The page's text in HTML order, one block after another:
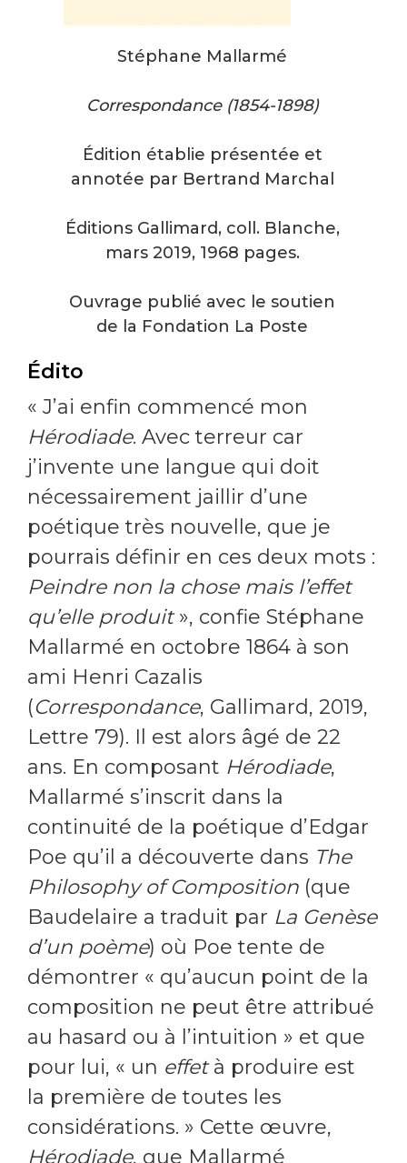
Édito
« J’ai enfin commencé mon
Hérodiade. Avec terreur car
j’invente une langue qui doit
nécessairement jaillir d’une
poétique très nouvelle, que je
pourrais définir en ces deux mots :
Peindre non la chose mais l’effet
qu’elle produit», confie Stéphane
Mallarmé en octobre 1864 à son
ami Henri Cazalis
(Correspondance, Gallimard, 2019,
Lettre 79). Il est alors âgé de 22
ans. En composant Hérodiade,
Mallarmé s’inscrit dans la
continuité de la poétique d’Edgar
Poe qu’il a découverte dans The
Philosophy of Composition (que
Baudelaire a traduit par La Genèse
d’un poème) où Poe tente de
démontrer « qu’aucun point de la
composition ne peut être attribué
au hasard ou à l’intuition » et que
pour lui, « un effetà produire est
la première de toutes les
considérations. » Cette œuvre,
Hérodiade, que Mallarmé
Stéphane Mallarmé
Correspondance (1854-1898)
Édition établie présentée et
annotée par Bertrand Marchal
Éditions Gallimard, coll. Blanche,
mars 2019, 1968 pages.
Ouvrage publié avec le soutien
de la Fondation La Poste